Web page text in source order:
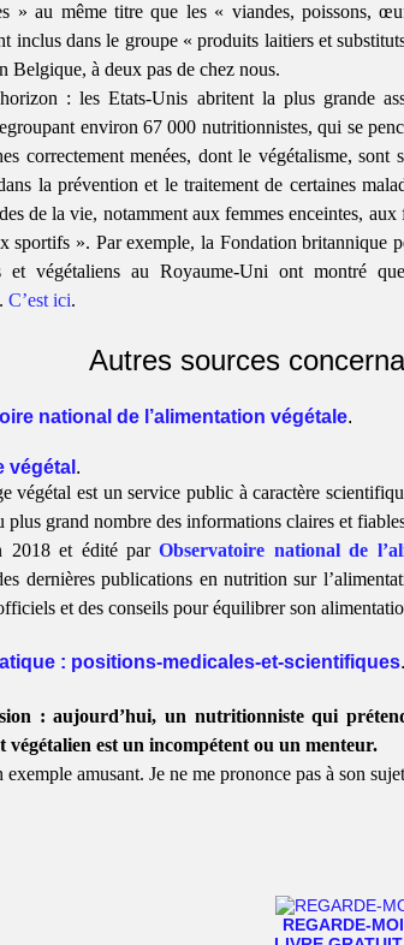
» au même titre que les « viandes, poissons,
inclus dans le groupe « produits laitiers et
Belgique, à deux pas de chez nous.
: les Etats-Unis abritent la plus grande
environ 67 000 nutritionnistes, qui se
correctement menées, dont le végétalisme,
la prévention et le traitement de certaines
de la vie, notamment aux femmes enceintes,
sportifs ». Par exemple, la Fondation britannique
et végétaliens au Royaume-Uni ont montré
C’est ici.
Autres sources
national de l’alimentation végétale.
végétal .
végétal est un service public à caractère
plus grand nombre des informations claires et
2018 et édité parObservatoire national de
dernières publications en nutrition sur
et des conseils pour équilibrer son
: positions-medicales-et-scientifiques.
: aujourd’hui, un nutritionniste qui
végétalien est un incompétent ou un menteur.
amusant. Je ne me prononce pas à son
REGARDE-